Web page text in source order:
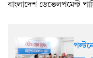
বাংলাদেশ ডেভেলপমেন্ট